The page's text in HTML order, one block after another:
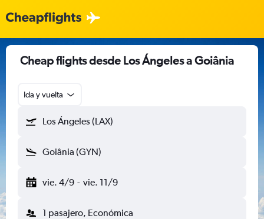
Cheap flights desde Los Ángeles a Goiânia
Ida y vuelta
Los Ángeles (LAX)
Goiânia (GYN)
vie. 4/9 - vie. 11/9
1 pasajero, Económica